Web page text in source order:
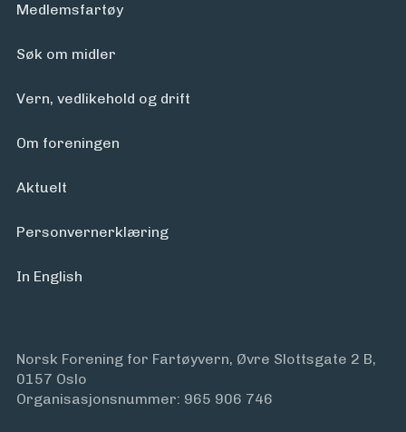
Medlemsfartøy
Søk om midler
Vern, vedlikehold og drift
Om foreningen
Aktuelt
Personvern­erklæring
In English
Norsk Forening for Fartøyvern, Øvre Slottsgate 2 B,
0157 Oslo
Organisasjonsnummer: 965 906 746